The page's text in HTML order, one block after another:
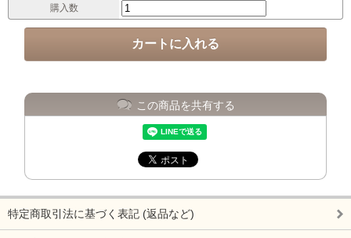
購入数
この商品を共有する
特定商取引法に基づく表記 (返品など)